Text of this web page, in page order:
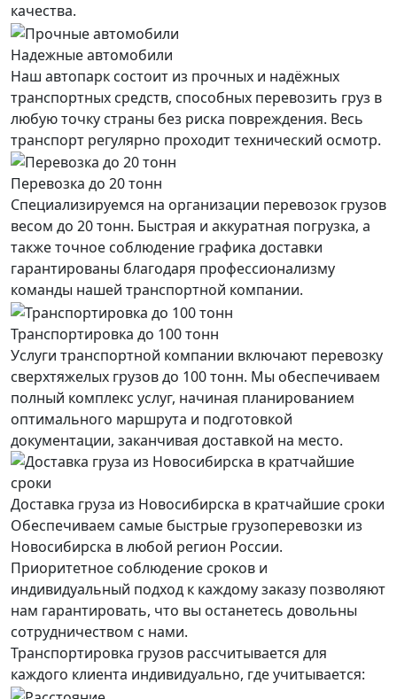
качества.
Надежные автомобили
Наш автопарк состоит из прочных и надёжных
транспортных средств, способных перевозить груз в
любую точку страны без риска повреждения. Весь
транспорт регулярно проходит технический осмотр.
Перевозка до 20 тонн
Специализируемся на организации перевозок грузов
весом до 20 тонн. Быстрая и аккуратная погрузка, а
также точное соблюдение графика доставки
гарантированы благодаря профессионализму
команды нашей транспортной компании.
Транспортировка до 100 тонн
Услуги транспортной компании включают перевозку
сверхтяжелых грузов до 100 тонн. Мы обеспечиваем
полный комплекс услуг, начиная планированием
оптимального маршрута и подготовкой
документации, заканчивая доставкой на место.
Доставка груза из Новосибирска в кратчайшие сроки
Обеспечиваем самые быстрые грузоперевозки из
Новосибирска в любой регион России.
Приоритетное соблюдение сроков и
индивидуальный подход к каждому заказу позволяют
нам гарантировать, что вы останетесь довольны
сотрудничеством с нами.
Транспортировка грузов рассчитывается для
каждого клиента индивидуально, где учитывается: